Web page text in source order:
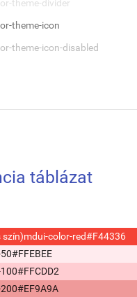
theme-divider
theme-icon
theme-icon-disabled
táblázat
szín)mdui-color-red#F44336
#FFEBEE
#FFCDD2
#EF9A9A